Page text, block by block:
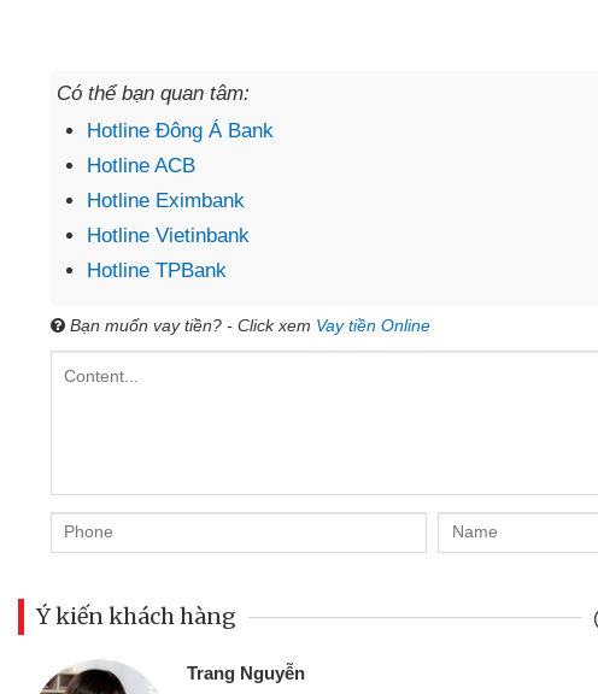
Có thể bạn quan tâm:
Hotline Đông Á Bank
Hotline ACB
Hotline Eximbank
Hotline Vietinbank
Hotline TPBank
Bạn muốn vay tiền? - Click xem Vay tiền Online
Ý kiến khách hàng
Đoàn Hữu Cảnh